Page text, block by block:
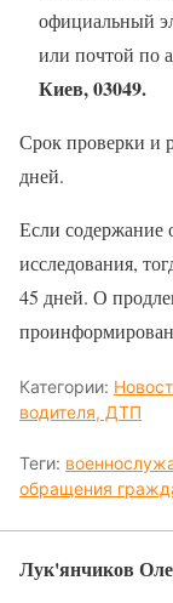
официальный
или почтой по
Киев, 03049.
Срок проверки и
дней.
Если содержание
исследования,
45 дней. О
Категории:
водителя, ДТП
Теги:
обращения
Лук'янчиков